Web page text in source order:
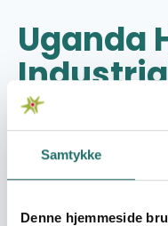
Samtykke
Denne hjemmeside
Uganda
Workers